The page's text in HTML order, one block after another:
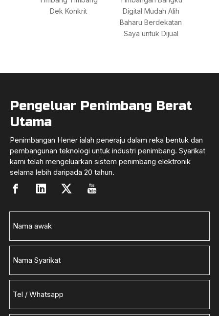
Dek Konkrit
Digital Mudah Alih
Baharu Berdekatan
Saya untuk Dijual
Pengeluar Penimbang Berat
Utama
Penimbangan Hener ialah peneraju dalam reka bentuk dan
pembangunan teknologi untuk industri penimbang. Syarikat
kami telah mengeluarkan sistem penimbang elektronik
selama lebih daripada 20 tahun.